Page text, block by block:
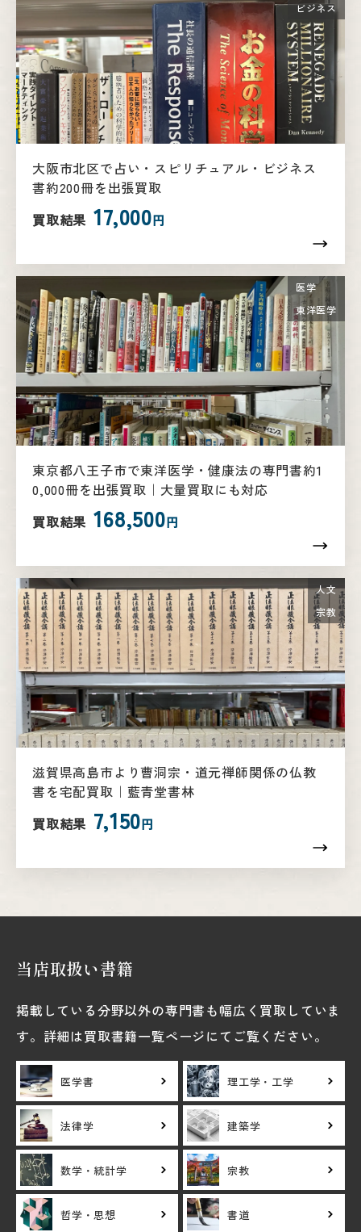
ビジネス
大阪市北区で占い・スピリチュアル・ビジネス
書約200冊を出張買取
買取結果 17,000円
医学
東洋医学
東京都八王子市で東洋医学・健康法の専門書約1
0,000冊を出張買取｜大量買取にも対応
買取結果 168,500円
人文
宗教
滋賀県高島市より曹洞宗・道元禅師関係の仏教
書を宅配買取｜藍青堂書林
買取結果 7,150円
当店取扱い書籍
掲載している分野以外の専門書も幅広く買取していま
す。詳細は買取書籍一覧ページにてご覧ください。
医学書 理工学・工学
法律学 建築学
数学・統計学 宗教
哲学・思想 書道